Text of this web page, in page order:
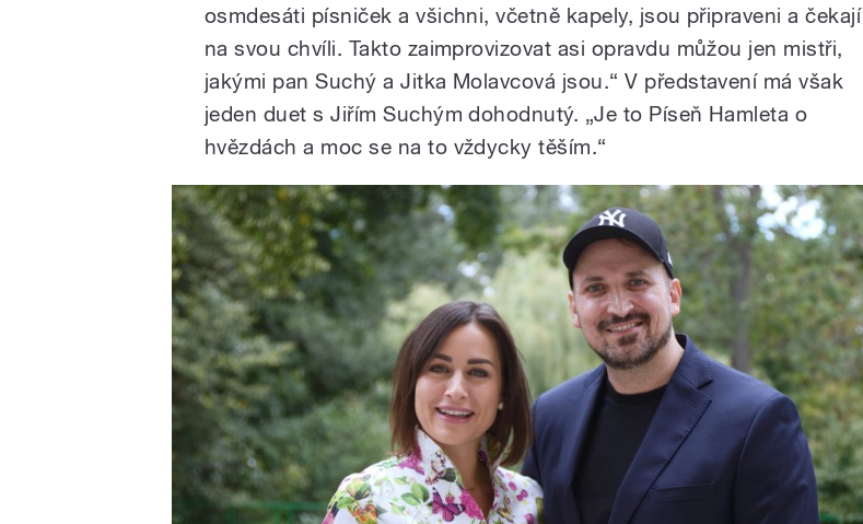
osmdesáti písniček a všichni, včetně kapely, jsou připraveni a čekají
na svou chvíli. Takto zaimprovizovat asi opravdu můžou jen mistři,
jakými pan Suchý a Jitka Molavcová jsou.“ V představení má však
jeden duet s Jiřím Suchým dohodnutý. „Je to Píseň Hamleta o
hvězdách a moc se na to vždycky těším.“